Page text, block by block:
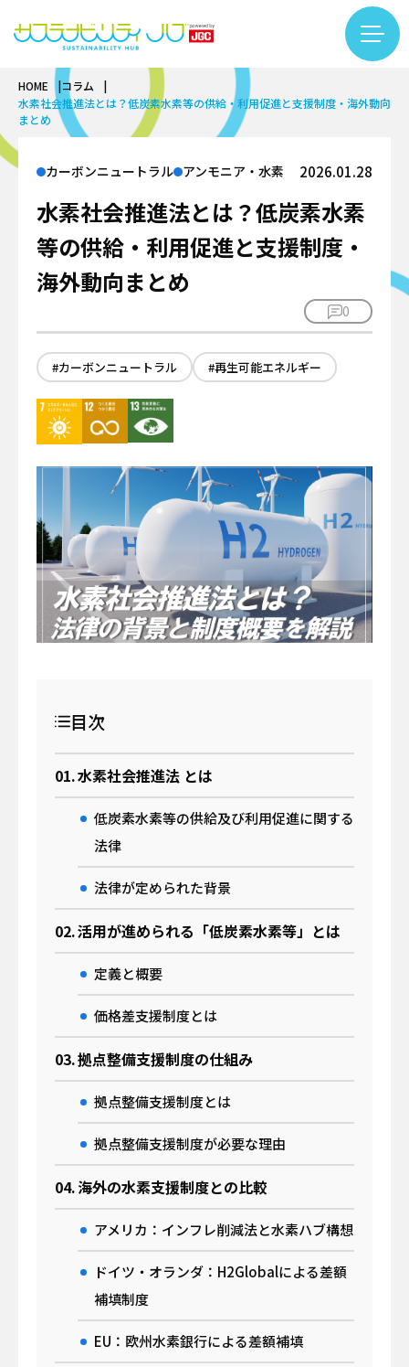
コラム一覧
基礎知識
再生可能エネルギー
LNG
アンモニア・水素
基礎知識
バイオものづくり
バイオエネルギー
サーキュラーエコノミー
基礎知識
繊維リサイクル
テクノロジー
安全
DX
カーボンニュートラル
バイオ
サーキュラーエコノミー
わたしの仕事と日常
サステナビリティ推進
企業
イベント
用語集
わたしたちについて
関連サイト
事業サイト｜
A-MIS
Coresafety
ACT FOR SKY
するーぷ
グループ会社サイト｜
日揮ホールディングス株式会社
日揮ユニバーサル株式会社
日揮商事株式会社
日本エヌ・ユー・エス株式会社
日本ファインセラミックス株式会社
日揮ビジネスサービス株式会社
青森日揮プランテック株式会社
株式会社プラントエンジニアリング盛岡
メールマガジン登録
お問い合わせ
検索する
OFFICIAL SNS
運営会社 プライバシーポリシー
フリーワード検索 カテゴリー検索
#LNG #インタビュー
#エキスパート
#カーボンニュートラル
#バイオマス
#佐久本太一シリーズ
#働き方
#再生可能エネルギー
#日揮グループの紹介
#身近なサステナビリティ
HOME
コラム
水素社会推進法とは？低炭素水素等の供給・利用促進と支援制度・海外動向
まとめ
カーボンニュートラル アンモニア・水素 2026.01.28
水素社会推進法とは？低炭素水素
等の供給・利用促進と支援制度・
海外動向まとめ
0
#カーボンニュートラル #再生可能エネルギー
目次
水素社会推進法 とは
低炭素水素等の供給及び利用促進に関する
法律
法律が定められた背景
活用が進められる「低炭素水素等」とは
定義と概要
価格差支援制度とは
拠点整備支援制度の仕組み
拠点整備支援制度とは
拠点整備支援制度が必要な理由
海外の水素支援制度との比較
アメリカ：インフレ削減法と水素ハブ構想
ドイツ・オランダ：H2Globalによる差額
補填制度
EU：欧州水素銀行による差額補填